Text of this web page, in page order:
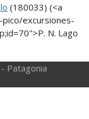
(180033) (<a
excursiones-
N. Lago
Patagonia